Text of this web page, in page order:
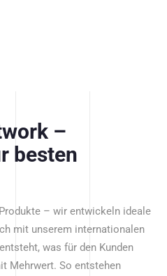
–
besten
– wir entwickeln ideale
mit unserem internationalen
was für den Kunden
Mehrwert. So entstehen